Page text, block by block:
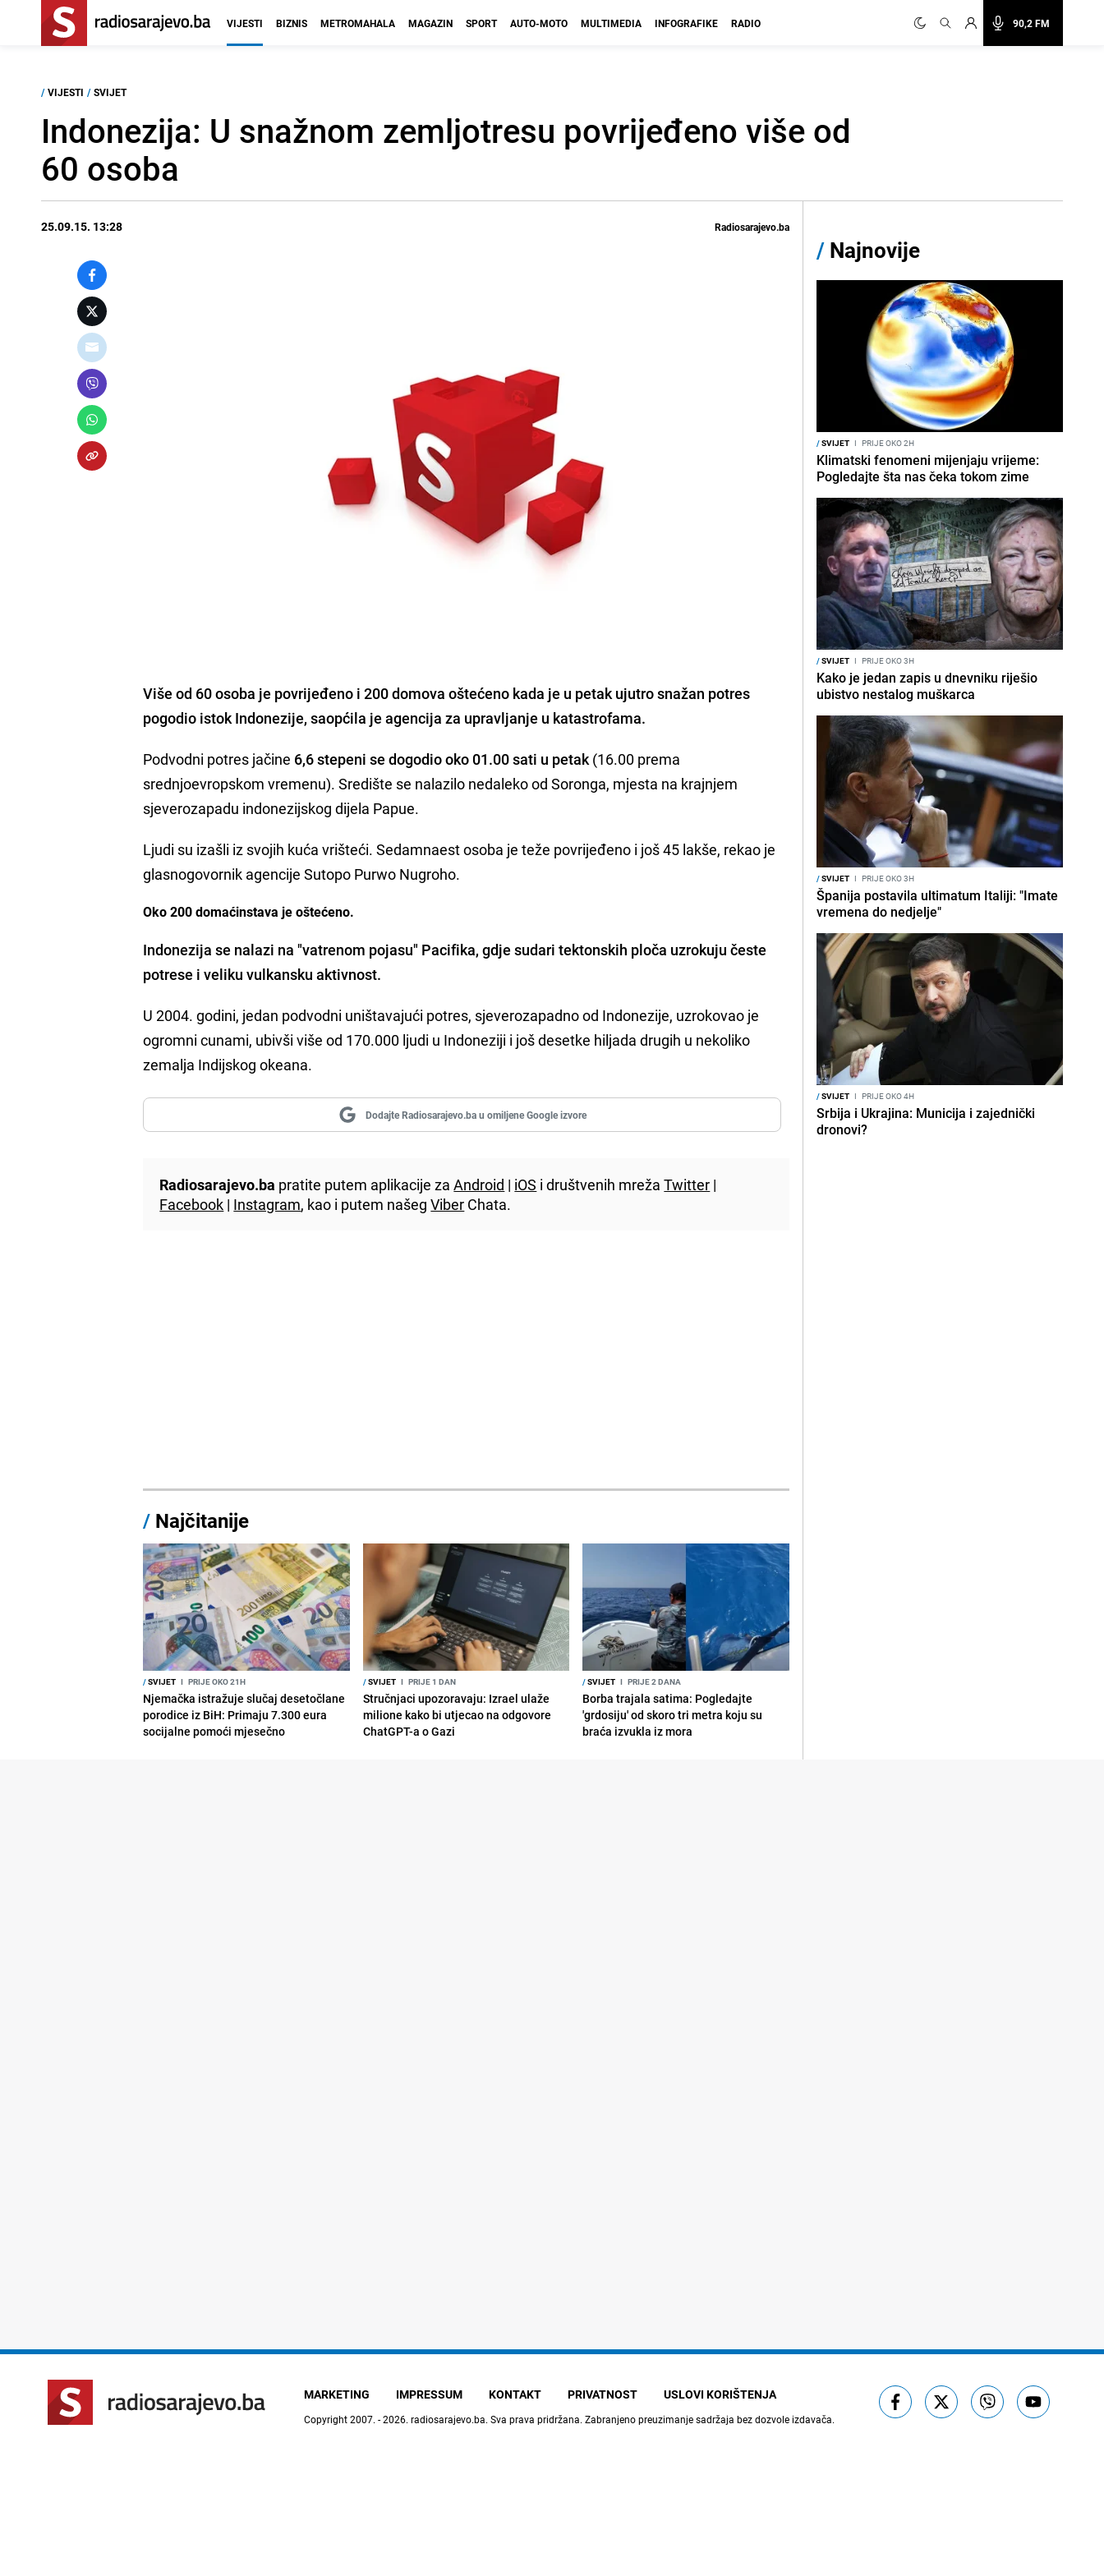
90,2 FM
VIJESTI BIZNIS METROMAHALA MAGAZIN SPORT AUTO-MOTO MULTIMEDIA INFOGRAFIKE RADIO
/ VIJESTI / SVIJET
Indonezija: U snažnom zemljotresu povrijeđeno više od
60 osoba
25.09.15. 13:28 Radiosarajevo.ba
Više od 60 osoba je povrijeđeno i 200 domova oštećeno kada je u petak ujutro snažan potres
pogodio istok Indonezije, saopćila je agencija za upravljanje u katastrofama.
Podvodni potres jačine 6,6 stepeni se dogodio oko 01.00 sati u petak (16.00 prema
srednjoevropskom vremenu). Središte se nalazilo nedaleko od Soronga, mjesta na krajnjem
sjeverozapadu indonezijskog dijela Papue.
Ljudi su izašli iz svojih kuća vrišteći. Sedamnaest osoba je teže povrijeđeno i još 45 lakše, rekao je
glasnogovornik agencije Sutopo Purwo Nugroho.
Oko 200 domaćinstava je oštećeno.
Indonezija se nalazi na "vatrenom pojasu" Pacifika, gdje sudari tektonskih ploča uzrokuju česte
potrese i veliku vulkansku aktivnost.
U 2004. godini, jedan podvodni uništavajući potres, sjeverozapadno od Indonezije, uzrokovao je
ogromni cunami, ubivši više od 170.000 ljudi u Indoneziji i još desetke hiljada drugih u nekoliko
zemalja Indijskog okeana.
Dodajte Radiosarajevo.ba u omiljene Google izvore
Radiosarajevo.ba pratite putem aplikacije zaAndroid | iOS i društvenih mrežaTwitter |
Facebook | Instagram, kao i putem našegViber Chata.
/ Najčitanije
/SVIJET I PRIJE OKO 21H
Njemačka istražuje slučaj desetočlane
porodice iz BiH: Primaju 7.300 eura
socijalne pomoći mjesečno
/SVIJET I PRIJE 1 DAN
Stručnjaci upozoravaju: Izrael ulaže
milione kako bi utjecao na odgovore
ChatGPT-a o Gazi
/SVIJET I PRIJE 2 DANA
Borba trajala satima: Pogledajte
'grdosiju' od skoro tri metra koju su
braća izvukla iz mora
/ Najnovije
/SVIJET I PRIJE OKO 2H
Klimatski fenomeni mijenjaju vrijeme:
Pogledajte šta nas čeka tokom zime
/SVIJET I PRIJE OKO 3H
Kako je jedan zapis u dnevniku riješio
ubistvo nestalog muškarca
/SVIJET I PRIJE OKO 3H
Španija postavila ultimatum Italiji: "Imate
vremena do nedjelje"
/SVIJET I PRIJE OKO 4H
Srbija i Ukrajina: Municija i zajednički
dronovi?
MARKETING IMPRESSUM KONTAKT PRIVATNOST USLOVI KORIŠTENJA
Copyright 2007. - 2026. radiosarajevo.ba. Sva prava pridržana. Zabranjeno preuzimanje sadržaja bez dozvole izdavača.